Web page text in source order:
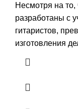
Несмотря на
разработаны с
гитаристов,
изготовления